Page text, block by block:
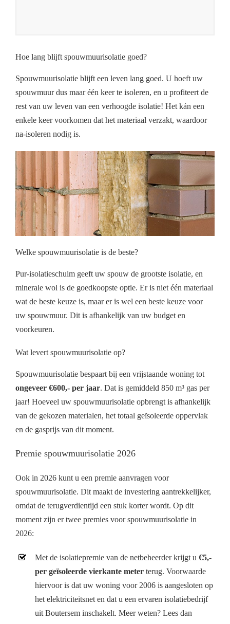
Hoe lang blijft spouwmuurisolatie goed?
Spouwmuurisolatie blijft een leven lang goed. U hoeft uw
spouwmuur dus maar één keer te isoleren, en u profiteert de
rest van uw leven van een verhoogde isolatie! Het kán een
enkele keer voorkomen dat het materiaal verzakt, waardoor
na-isoleren nodig is.
Welke spouwmuurisolatie is de beste?
Pur-isolatieschuim geeft uw spouw de grootste isolatie, en
minerale wol is de goedkoopste optie. Er is niet één materiaal
wat de beste keuze is, maar er is wel een beste keuze voor
uw spouwmuur. Dit is afhankelijk van uw budget en
voorkeuren.
Wat levert spouwmuurisolatie op?
Spouwmuurisolatie bespaart bij een vrijstaande woning tot
ongeveer €600,- per jaar. Dat is gemiddeld 850 m³ gas per
jaar! Hoeveel uw spouwmuurisolatie opbrengt is afhankelijk
van de gekozen materialen, het totaal geïsoleerde oppervlak
en de gasprijs van dit moment.
Premie spouwmuurisolatie 2026
Ook in 2026 kunt u een premie aanvragen voor
spouwmuurisolatie. Dit maakt de investering aantrekkelijker,
omdat de terugverdientijd een stuk korter wordt. Op dit
moment zijn er twee premies voor spouwmuurisolatie in
2026:
Met de isolatiepremie van de netbeheerder krijgt u€5,-
per geïsoleerde vierkante meter terug. Voorwaarde
hiervoor is dat uw woning voor 2006 is aangesloten op
het elektriciteitsnet en dat u een ervaren isolatiebedrijf
uit Boutersem inschakelt. Meer weten? Lees dan